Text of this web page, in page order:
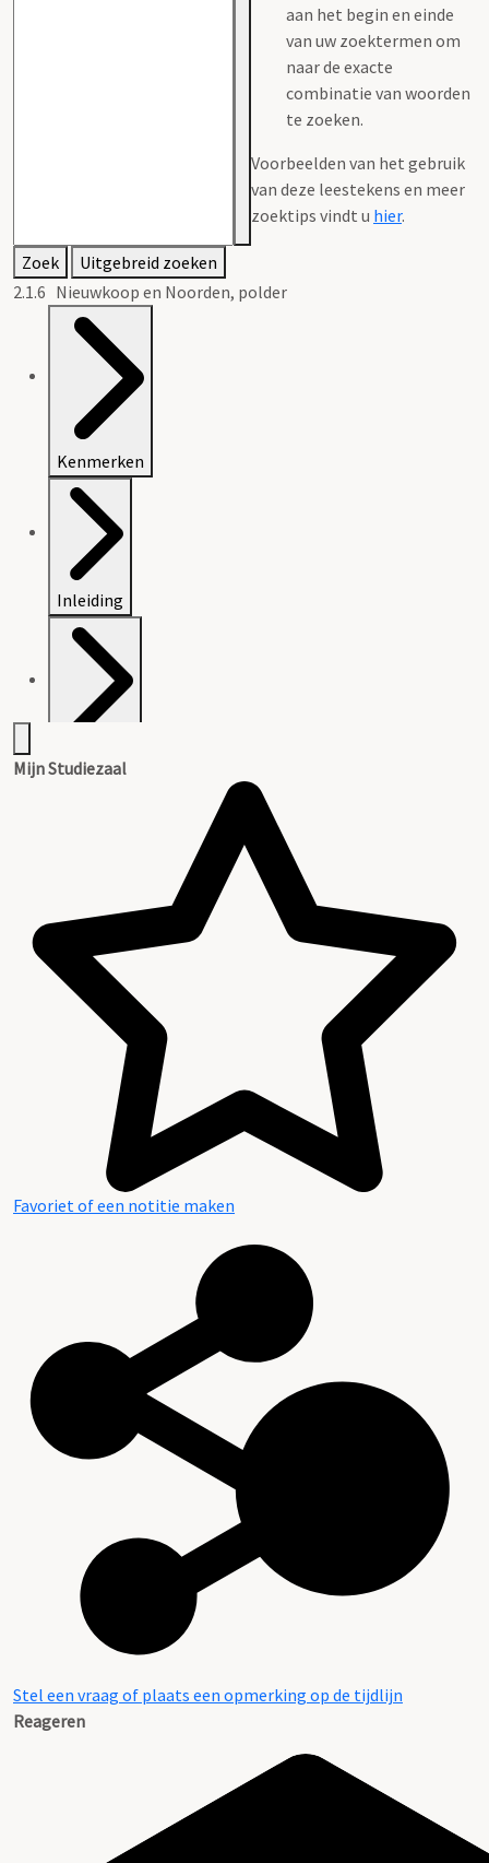
aan het begin en einde
van uw zoektermen om
naar de exacte
combinatie van woorden
te zoeken.
Voorbeelden van het gebruik
van deze leestekens en meer
zoektips vindt u hier.
Zoek
Uitgebreid zoeken
2.1.6 Nieuwkoop en Noorden, polder
Kenmerken
Inleiding
Mijn Studiezaal
Favoriet of een notitie maken
Stel een vraag of plaats een opmerking op de tijdlijn
Reageren